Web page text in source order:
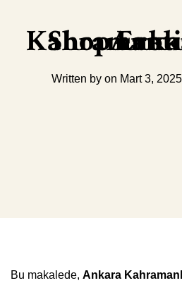
Ankara Kahramankazan
Written by on Mart 3,
Bu makalede, Ankara